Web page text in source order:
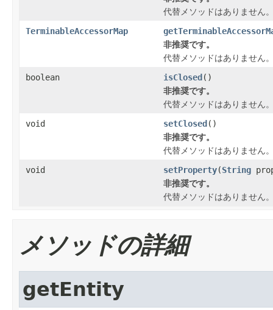
代替メソッドはありません
TerminableAccessorMap
非推奨です。
代替メソッドはありません
boolean
isClosed()
非推奨です。
代替メソッドはありません
void
setClosed()
非推奨です。
代替メソッドはありません
void
setProperty(String
非推奨です。
代替メソッドはありません
メソッドの詳細
getEntity